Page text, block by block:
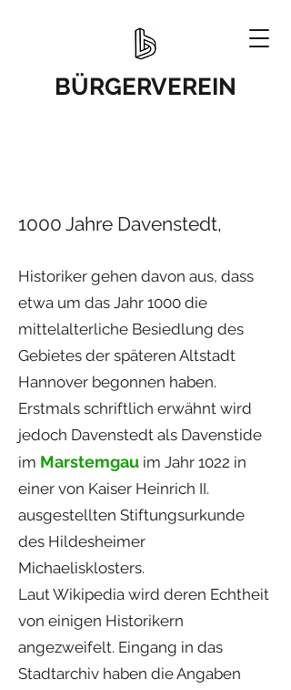
BÜRGERVEREIN
1000 Jahre Davenstedt,
Historiker gehen davon aus, dass
etwa um das Jahr 1000 die
mittelalterliche Besiedlung des
Gebietes der späteren Altstadt
Hannover begonnen haben.
Erstmals schriftlich erwähnt wird
jedoch Davenstedt als Davenstide
im Marstemgau im Jahr 1022 in
einer von Kaiser Heinrich II.
ausgestellten Stiftungsurkunde
des Hildesheimer
Michaelisklosters.
Laut Wikipedia wird deren Echtheit
von einigen Historikern
angezweifelt. Eingang in das
Stadtarchiv haben die Angaben